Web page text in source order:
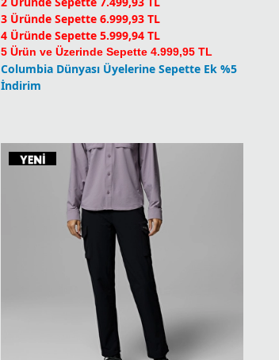
Columbia Dünyası Üyelerine Sepette Ek %5
İndirim